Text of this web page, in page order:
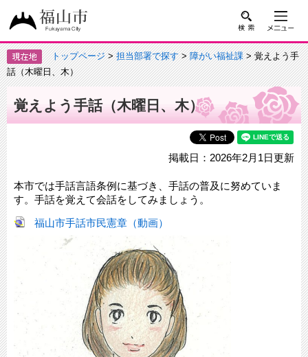
トップページ>担当部署で探す>障がい福祉課> 覚えよう手
話（木曜日、木）
覚えよう手話（木曜日、木）
掲載日：2026年2月1日更新
本市では手話言語条例に基づき、手話の普及に努めていま
す。手話を覚えて会話をしてみましょう。
福山市手話市民憲章（動画）